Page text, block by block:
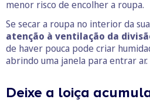
menor risco de encolher a roupa.
Se secar a roupa no interior da
atenção à ventilação da
de haver pouca pode criar
abrindo uma janela para entrar ar.
Deixe a loiça